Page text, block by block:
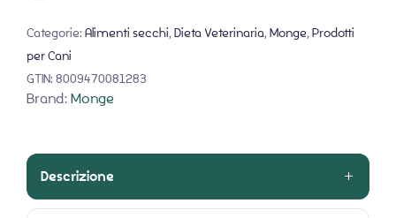
Categorie: Alimenti secchi, Dieta Veterinaria, Monge, Prodotti
per Cani
GTIN: 8009470081283
Brand:Monge
Descrizione